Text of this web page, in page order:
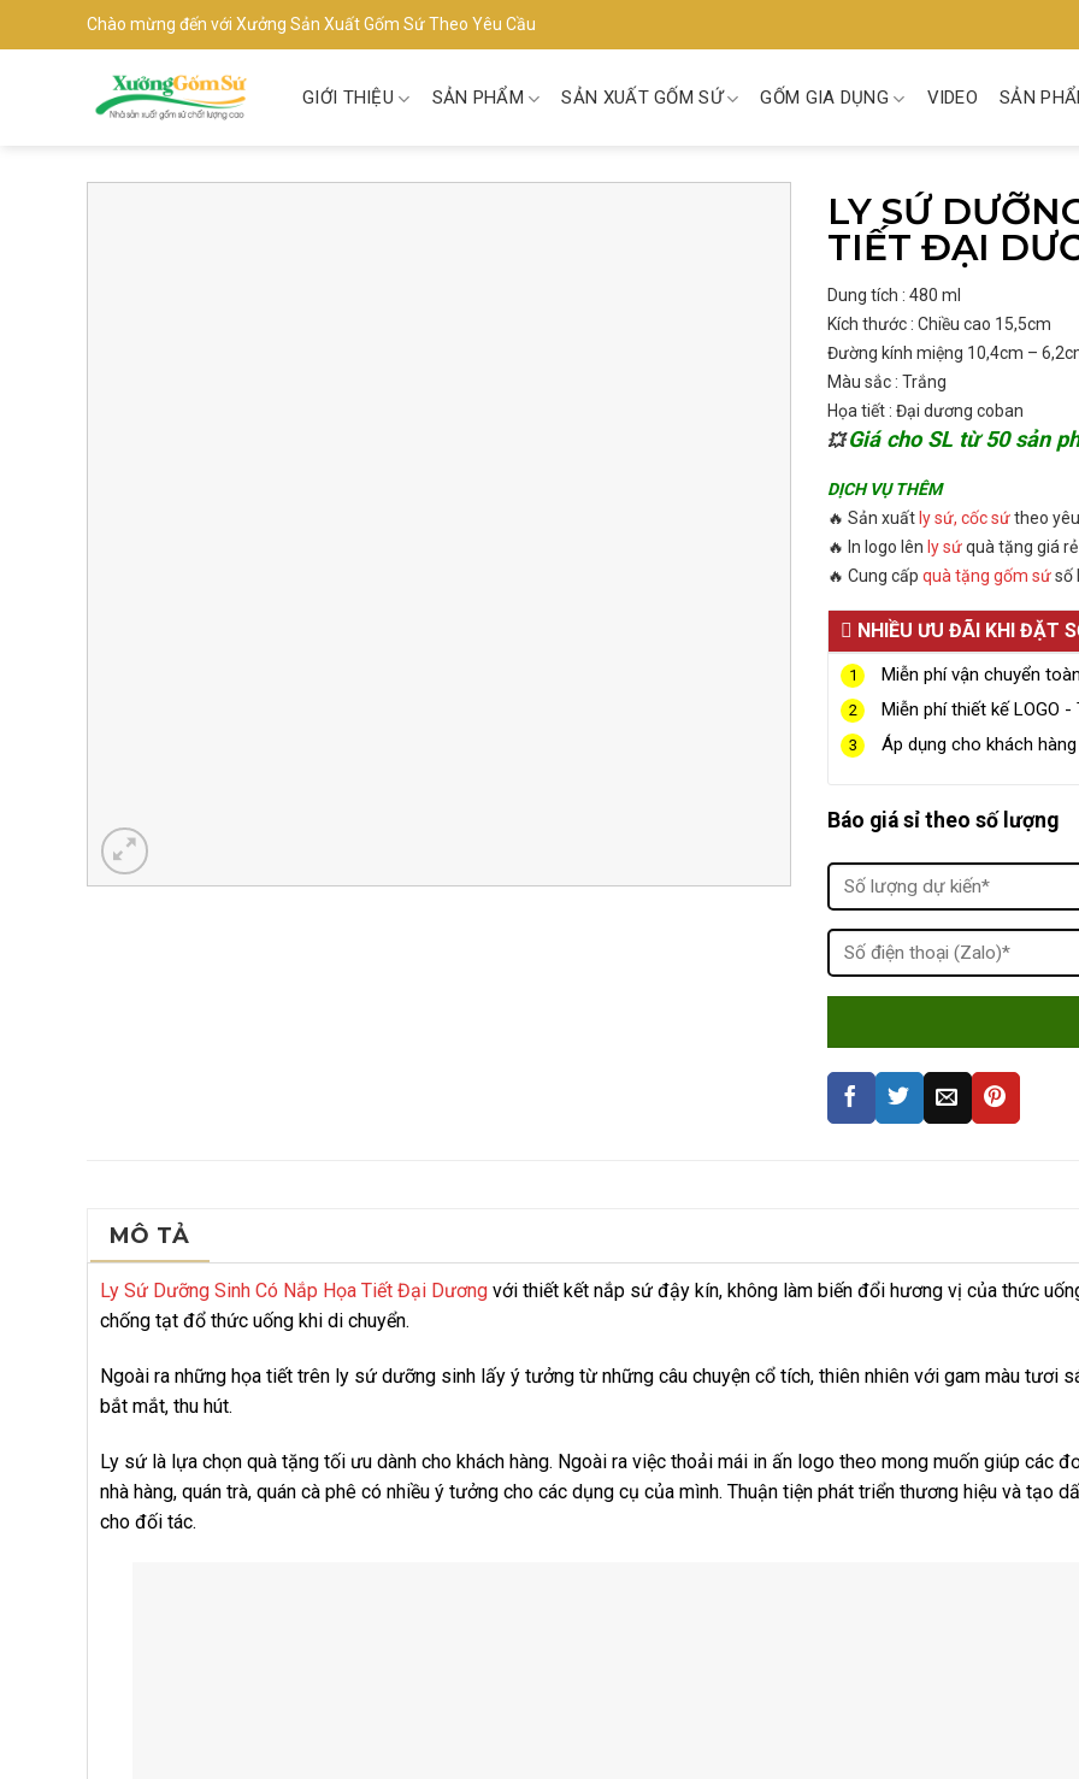
to
Chào mừng đến với Xưởng Sản Xuất Gốm Sứ Theo Yêu Cầu
GIỚI THIỆU SẢN PHẨM SẢN XUẤT GỐM SỨ GỐM GIA DỤNG VIDEO SẢN
LY SỨ
TIẾT ĐẠI
Dung tích : 480 ml
Kích thước : Chiều cao 15,5cm
Đường kính miệng 10,4cm –
Màu sắc : Trắng
Họa tiết : Đại dương coban
💥Giá cho SL từ 50 sản
DỊCH VỤ THÊM
🔥 Sản xuất ly sứ, cốc sứtheo
🔥 In logo lên ly sứquà tặng giá rẻ
🔥 Cung cấp quà tặng gốm sứsố
NHIỀU ƯU ĐÃI KHI ĐẶT
1 Miễn phí vận chuyển
2 Miễn phí thiết kế LOGO -
3 Áp dụng cho khách
Báo giá sỉ theo số lượng
MÔ TẢ
Ly Sứ Dưỡng Sinh Có Nắp Họa Tiết Đại Dương với thiết kết nắp sứ đậy kín, không làm biến đổi hương vị của thức
chống tạt đổ thức uống khi di chuyển.
Ngoài ra những họa tiết trên ly sứ dưỡng sinh lấy ý tưởng từ những câu chuyện cổ tích, thiên nhiên với gam màu tươi
bắt mắt, thu hút.
Ly sứ là lựa chọn quà tặng tối ưu dành cho khách hàng. Ngoài ra việc thoải mái in ấn logo theo mong muốn giúp các
nhà hàng, quán trà, quán cà phê có nhiều ý tưởng cho các dụng cụ của mình. Thuận tiện phát triển thương hiệu và tạo
cho đối tác.